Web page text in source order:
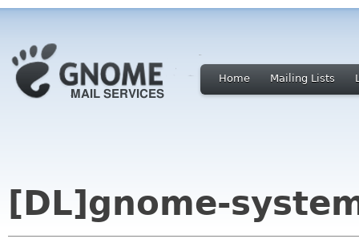
Home Mailing Lists
[DL]gnome-